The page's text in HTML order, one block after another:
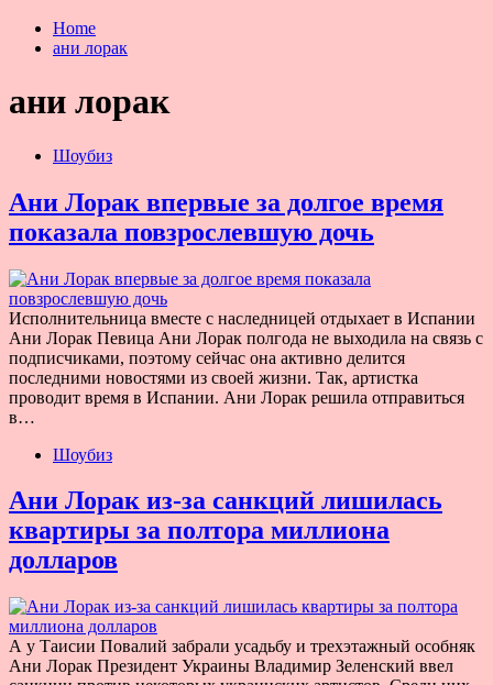
Home
ани лорак
ани лорак
Шоубиз
Ани Лорак впервые за долгое время
показала повзрослевшую дочь
Исполнительница вместе с наследницей отдыхает в Испании
Ани Лорак Певица Ани Лорак полгода не выходила на связь с
подписчиками, поэтому сейчас она активно делится
последними новостями из своей жизни. Так, артистка
проводит время в Испании. Ани Лорак решила отправиться
в…
Шоубиз
Ани Лорак из-за санкций лишилась
квартиры за полтора миллиона
долларов
А у Таисии Повалий забрали усадьбу и трехэтажный особняк
Ани Лорак Президент Украины Владимир Зеленский ввел